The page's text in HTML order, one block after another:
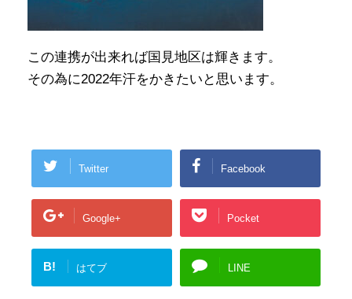
この連携が出来れば国見地区は輝きます。
その為に2022年汗をかきたいと思います。
Twitter Facebook
Google+ Pocket
B! はてブ LINE